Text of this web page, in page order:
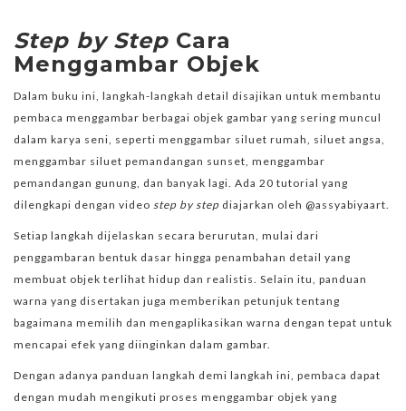
Step by Step Cara
Menggambar Objek
Dalam buku ini, langkah-langkah detail disajikan untuk membantu
pembaca menggambar berbagai objek gambar yang sering muncul
dalam karya seni, seperti menggambar siluet rumah, siluet angsa,
menggambar siluet pemandangan sunset, menggambar
pemandangan gunung, dan banyak lagi. Ada 20 tutorial yang
dilengkapi dengan video step by step diajarkan oleh @assyabiyaart.
Setiap langkah dijelaskan secara berurutan, mulai dari
penggambaran bentuk dasar hingga penambahan detail yang
membuat objek terlihat hidup dan realistis. Selain itu, panduan
warna yang disertakan juga memberikan petunjuk tentang
bagaimana memilih dan mengaplikasikan warna dengan tepat untuk
mencapai efek yang diinginkan dalam gambar.
Dengan adanya panduan langkah demi langkah ini, pembaca dapat
dengan mudah mengikuti proses menggambar objek yang